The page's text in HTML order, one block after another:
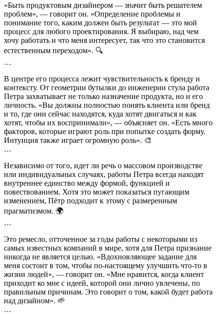
«Быть продуктовым дизайнером — значит быть решателем
проблем», — говорит он. «Определение проблемы и
понимание того, каким должен быть результат — это мой
процесс для любого проектирования. Я выбираю, над чем
хочу работать и что меня интересует, так что это становится
естественным переходом». 🔍
…
В центре его процесса лежит чувствительность к бренду и
контексту. От геометрии бутылки до инженерии стула работа
Петра захватывает не только назначение продукта, но и его
личность. «Вы должны полностью понять клиента или бренд
и то, где они сейчас находятся, куда хотят двигаться и как
хотят, чтобы их воспринимали», — объясняет он. «Есть много
факторов, которые играют роль при попытке создать форму.
Интуиция также играет огромную роль». 🎨
…
Независимо от того, идет ли речь о массовом производстве
или индивидуальных случаях, работы Петра всегда находят
внутреннее единство между формой, функцией и
повествованием. Хотя это может показаться пугающим
изменением, Пётр подходит к этому с размеренным
прагматизмом. 🌍
…
Это ремесло, отточенное за годы работы с некоторыми из
самых известных компаний в мире, хотя для Петра признание
никогда не является целью. «Вдохновляющее задание для
меня состоит в том, чтобы по-настоящему улучшить что-то в
жизни людей», — говорит он. «Мне нравится, когда клиент
приходит ко мне с идеей, которой они лично увлечены, по
правильным причинам. Это говорит о том, какой будет работа
над дизайном». 🌱
…